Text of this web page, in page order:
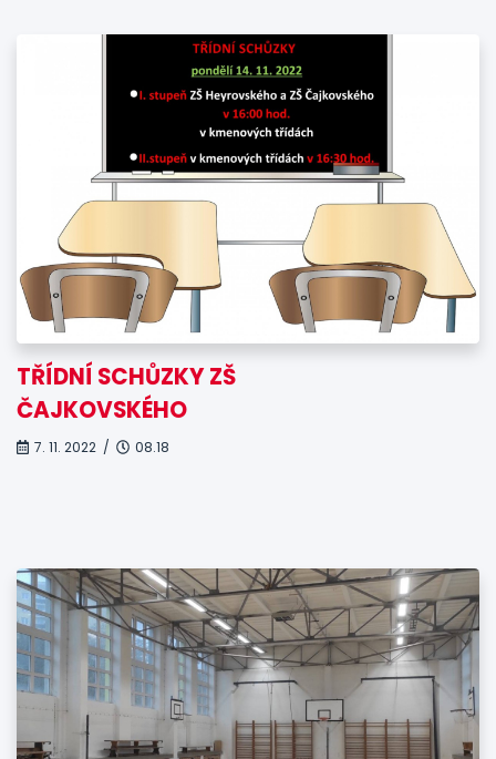
TŘÍDNÍ SCHŮZKY ZŠ
ČAJKOVSKÉHO
7. 11. 2022 / 08.18